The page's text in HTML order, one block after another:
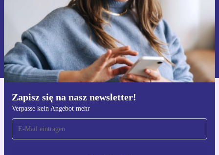
Zapisz się na nasz newsletter!
Verpasse kein Angebot mehr
Zarejestruj się
Informacje na temat używania danych osobowych znajdują się w
naszej
Polityce prywatności
Pobierz aplikację refurbed
Dla iOS i Android